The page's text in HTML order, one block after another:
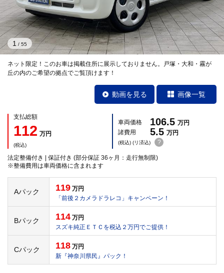
ネット限定！このお車は掲載住所に展示しておりません。戸塚・大和・霧が
丘の内のご希望の拠点でご覧頂けます！
1 / 55
動画を見る 画像一覧
支払総額
112 万円
(税込)
車両価格 106.5 万円
諸費用
5.5 万円
(税込) (リ済込) ?
法定整備付き | 保証付き (部分保証 36ヶ月：走行無制限)
※整備費用は車両価格に含まれます
Aパック 119 万円
「前後２カメラドラレコ」キャンペーン！
Bパック 114 万円
スズキ純正ＥＴＣを税込２万円でご提供！
Cパック 118 万円
新『神奈川県民』パック！